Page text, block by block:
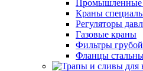
Промышленные
Краны
Регуляторы
Газовые краны
Фильтры
Фланцы